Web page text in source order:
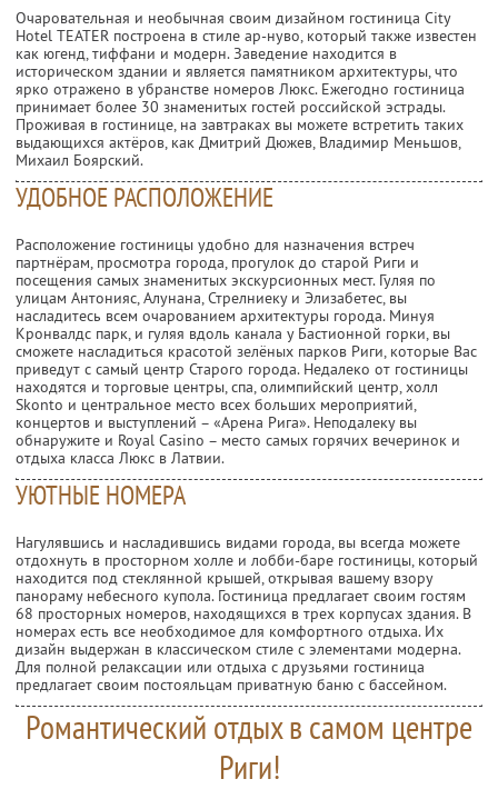
Очаровательная и необычная своим дизайном гостиница City
Hotel TEATER построена в стиле ар-нуво, который также известен
как югенд, тиффани и модерн. Заведение находится в
историческом здании и является памятником архитектуры, что
ярко отражено в убранстве номеров Люкс. Ежегодно гостиница
принимает более 30 знаменитых гостей российской эстрады.
Проживая в гостинице, на завтраках вы можете встретить таких
выдающихся актёров, как Дмитрий Дюжев, Владимир Меньшов,
Михаил Боярский.
УДОБНОЕ РАСПОЛОЖЕНИЕ
Расположение гостиницы удобно для назначения встреч
партнёрам, просмотра города, прогулок до старой Риги и
посещения самых знаменитых экскурсионных мест. Гуляя по
улицам Антонияс, Алунана, Стрелниеку и Элизабетес, вы
насладитесь всем очарованием архитектуры города. Минуя
Кронвалдс парк, и гуляя вдоль канала у Бастионной горки, вы
сможете насладиться красотой зелёных парков Риги, которые Вас
приведут с самый центр Старого города. Недалеко от гостиницы
находятся и торговые центры, спа, олимпийский центр, холл
Skonto и центральное место всех больших мероприятий,
концертов и выступлений – «Арена Рига». Неподалеку вы
обнаружите и Royal Casino – место самых горячих вечеринок и
отдыха класса Люкс в Латвии.
УЮТНЫЕ НОМЕРА
Нагулявшись и насладившись видами города, вы всегда можете
отдохнуть в просторном холле и лобби-баре гостиницы, который
находится под стеклянной крышей, открывая вашему взору
панораму небесного купола. Гостиница предлагает своим гостям
68 просторных номеров, находящихся в трех корпусах здания. В
номерах есть все необходимое для комфортного отдыха. Их
дизайн выдержан в классическом стиле с элементами модерна.
Для полной релаксации или отдыха с друзьями гостиница
предлагает своим постояльцам приватную баню с бассейном.
Романтический отдых в самом центре
Риги!